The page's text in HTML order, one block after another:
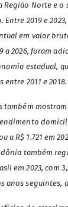
Região Norte e
2019 e
em valor
a 2026, foram
estadual,
2011 e 2018.
mostram
a R$ 1.721 em
também
em 2023, com
anos seguintes,